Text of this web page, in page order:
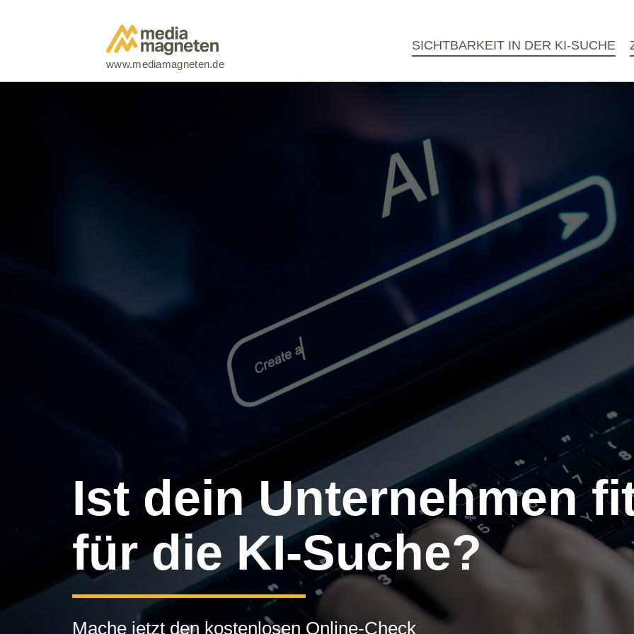
www.mediamagneten.de
SICHTBARKEIT IN DER KI-SUCHE
Ist dein Unternehmen
für die KI-Suche?
Mache jetzt den kostenlosen Online-Check